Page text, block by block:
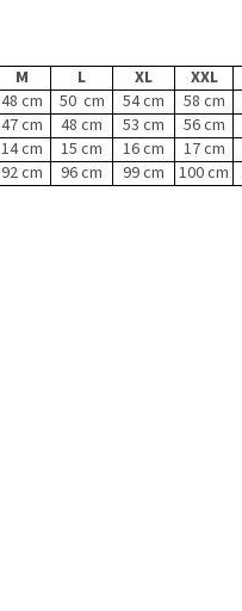
M L XL
XXL
48 cm 50 cm 54 cm
58 cm
47 cm 48 cm 53 cm
56 cm
14 cm 15 cm 16 cm
17 cm
92 cm 96 cm 99 cm 100 cm